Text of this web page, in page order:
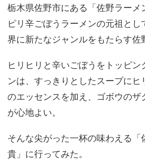
栃木県佐野市にある「佐野ラーメ
ピリ辛ごぼうラーメンの元祖とし
界に新たなジャンルをもたらす佐
ヒリヒリと辛いごぼうをトッピン
ンは、すっきりとしたスープにヒ
のエッセンスを加え、ゴボウのザ
が心地よい。
そんな尖がった一杯の味わえる「
貴」に行ってみた。